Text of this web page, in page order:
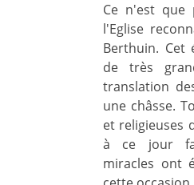
Ce n'est que
l'Eglise
Berthuin. Cet
de très
translation
une châsse.
et religieuses
à ce jour
miracles ont